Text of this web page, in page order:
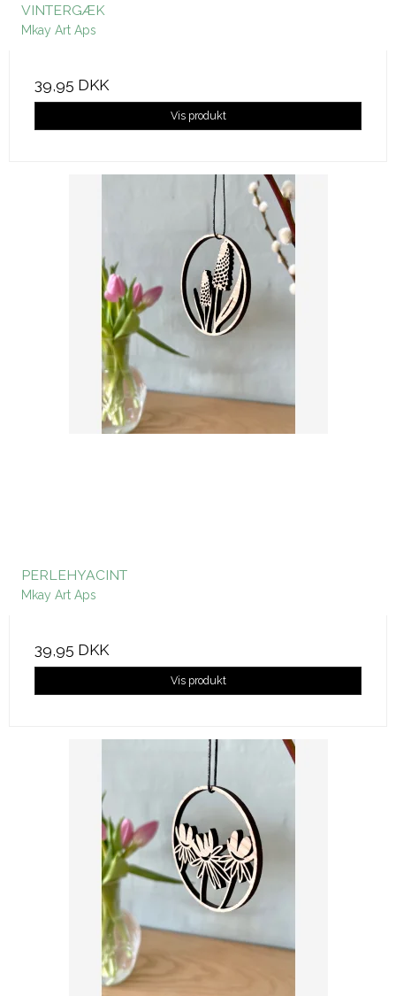
VINTERGÆK
Mkay Art Aps
39,95 DKK
Vis produkt
PERLEHYACINT
Mkay Art Aps
39,95 DKK
Vis produkt